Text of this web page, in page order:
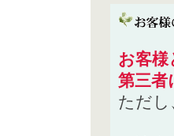
お客様
第三者
ただ